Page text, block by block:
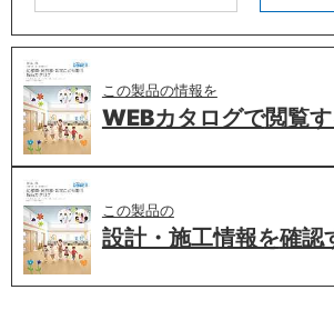
この製品の情報を
WEBカタログで閲覧
この製品の
設計・施工情報を確認